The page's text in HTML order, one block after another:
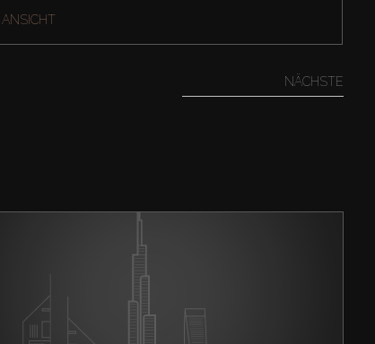
ANSICHT
NÄCHSTE